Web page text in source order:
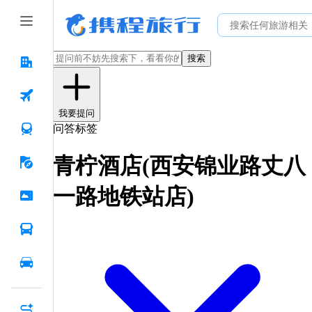
搜索
我要提问
问答标签
青柠酒店(西安锦业路丈八
一路地铁站店)